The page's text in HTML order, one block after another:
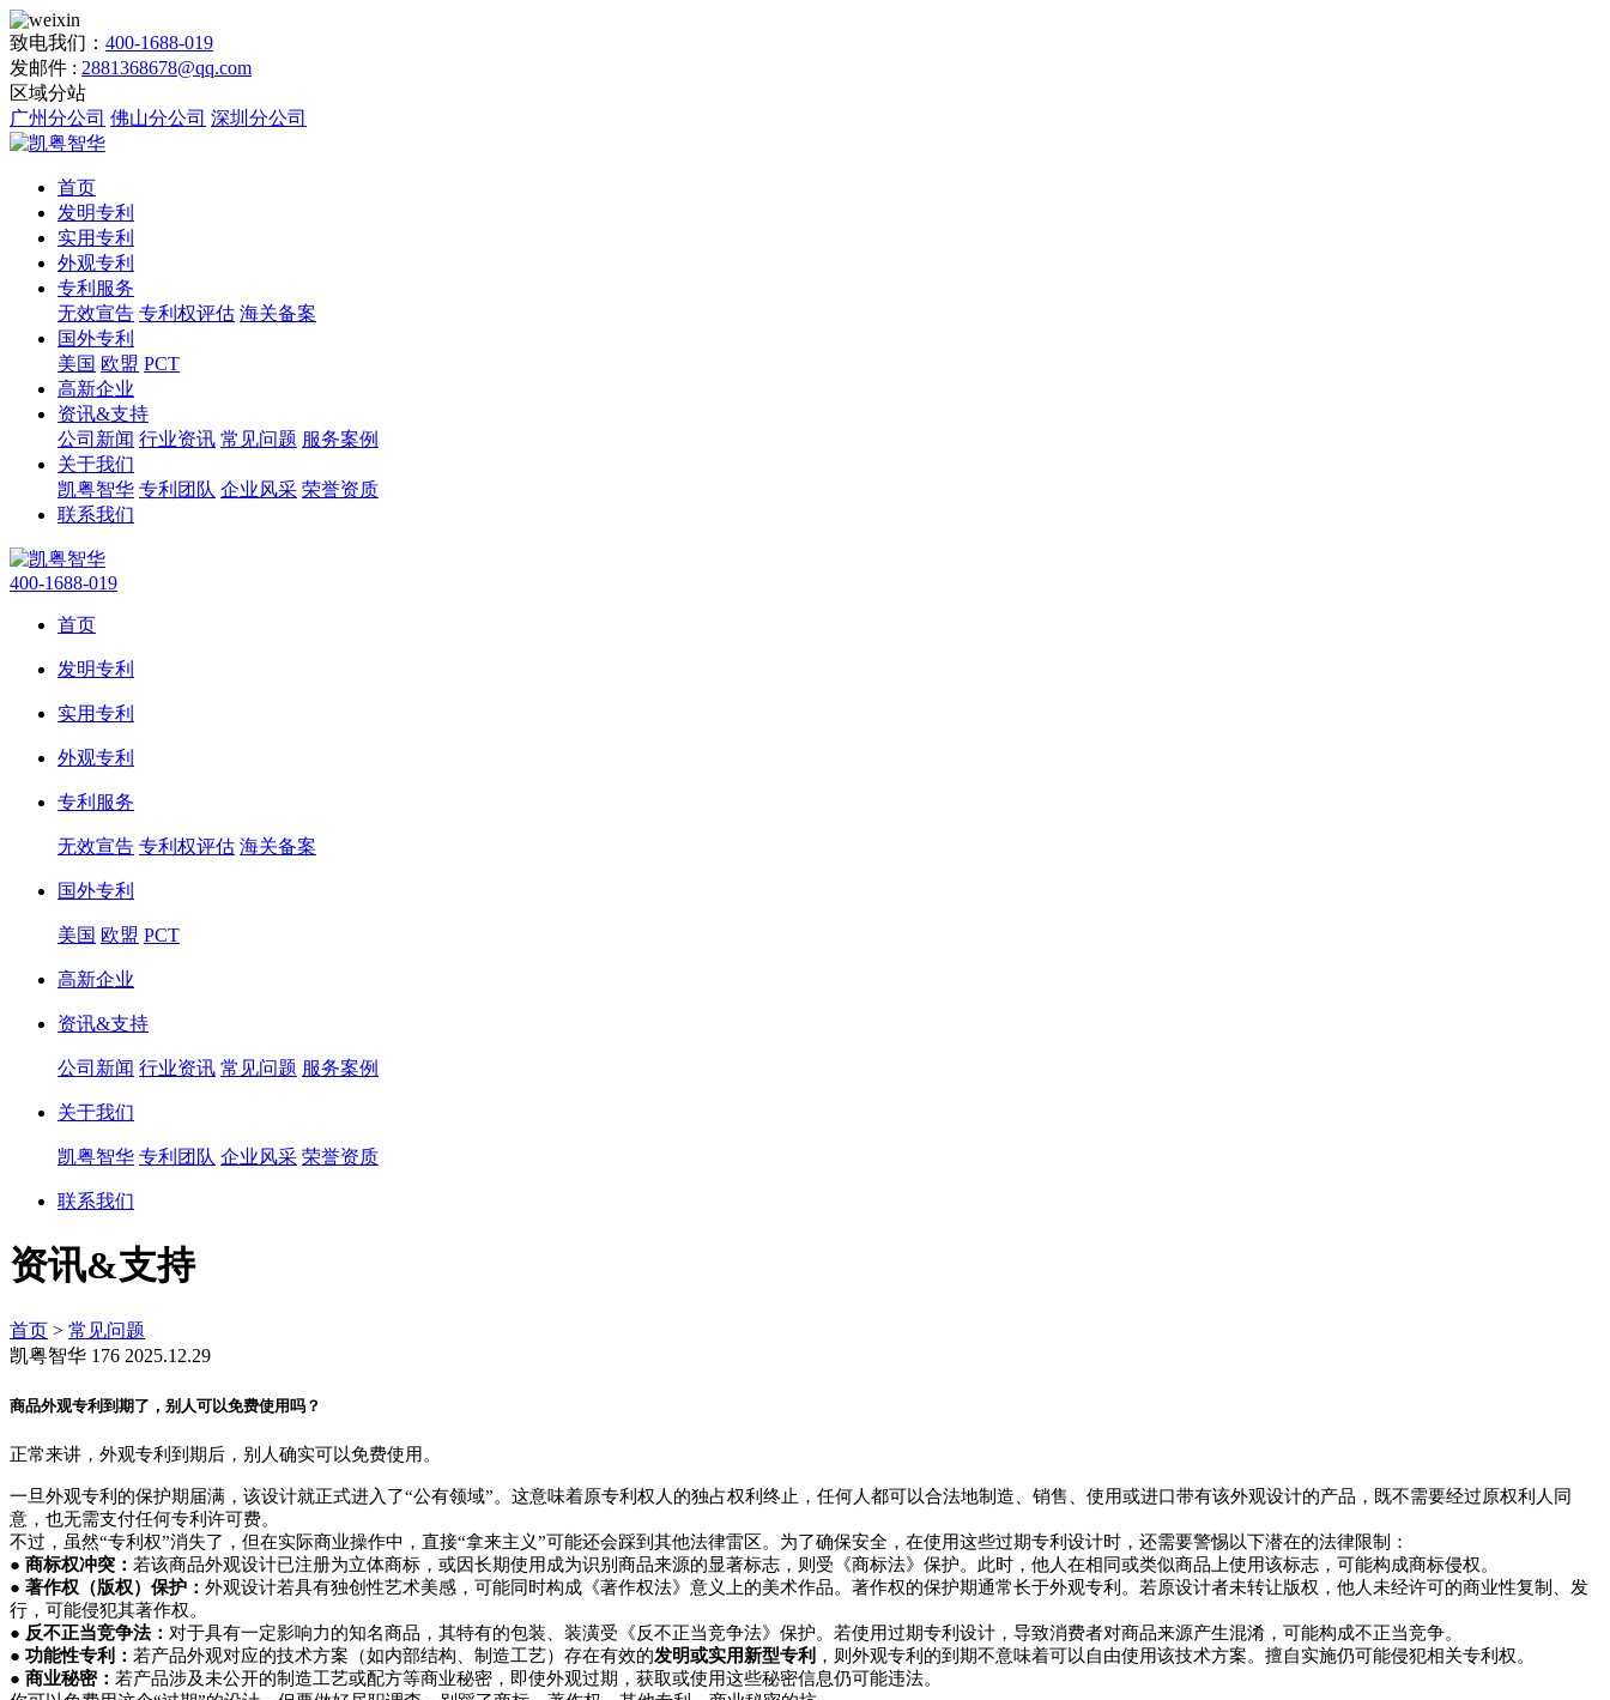
致电我们： 400-1688-019
发邮件 : 2881368678@qq.com
区域分站
广州分公司 佛山分公司 深圳分公司
首页
发明专利
实用专利
外观专利
专利服务
无效宣告 专利权评估 海关备案
国外专利
美国 欧盟 PCT
高新企业
资讯&支持
公司新闻 行业资讯 常见问题 服务案例
关于我们
凯粤智华 专利团队 企业风采 荣誉资质
联系我们
400-1688-019
首页
发明专利
实用专利
外观专利
专利服务
无效宣告 专利权评估 海关备案
国外专利
美国 欧盟 PCT
高新企业
资讯&支持
公司新闻 行业资讯 常见问题 服务案例
关于我们
凯粤智华 专利团队 企业风采 荣誉资质
联系我们
资讯&支持
首页 > 常见问题
凯粤智华 176 2025.12.29
商品外观专利到期了，别人可以免费使用吗？
正常来讲，外观专利到期后，别人确实可以免费使用。
一旦外观专利的保护期届满，该设计就正式进入了“公有领域”。这意味着原专利权人的独占权利终止，任何人都可以合法地制造、销售、使用或进口带有该外观设计的产品，既不需要经过原权利人同
意，也无需支付任何专利许可费。
不过，虽然“专利权”消失了，但在实际商业操作中，直接“拿来主义”可能还会踩到其他法律雷区。为了确保安全，在使用这些过期专利设计时，还需要警惕以下潜在的法律限制：
● 商标权冲突： 若该商品外观设计已注册为立体商标，或因长期使用成为识别商品来源的显著标志，则受《商标法》保护。此时，他人在相同或类似商品上使用该标志，可能构成商标侵权。
● 著作权（版权）保护： 外观设计若具有独创性艺术美感，可能同时构成《著作权法》意义上的美术作品。著作权的保护期通常长于外观专利。若原设计者未转让版权，他人未经许可的商业性复制、发
行，可能侵犯其著作权。
● 反不正当竞争法： 对于具有一定影响力的知名商品，其特有的包装、装潢受《反不正当竞争法》保护。若使用过期专利设计，导致消费者对商品来源产生混淆，可能构成不正当竞争。
● 功能性专利： 若产品外观对应的技术方案（如内部结构、制造工艺）存在有效的发明或实用新型专利 ，则外观专利的到期不意味着可以自由使用该技术方案。擅自实施仍可能侵犯相关专利权。
● 商业秘密： 若产品涉及未公开的制造工艺或配方等商业秘密，即使外观过期，获取或使用这些秘密信息仍可能违法。